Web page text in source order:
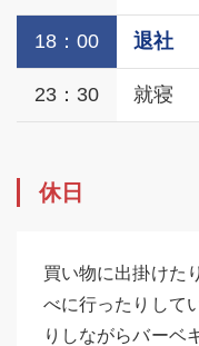
18：00 退社
23：30 就寝
休日
買い物に出掛けた
べに行ったりして
りしながらバーベ